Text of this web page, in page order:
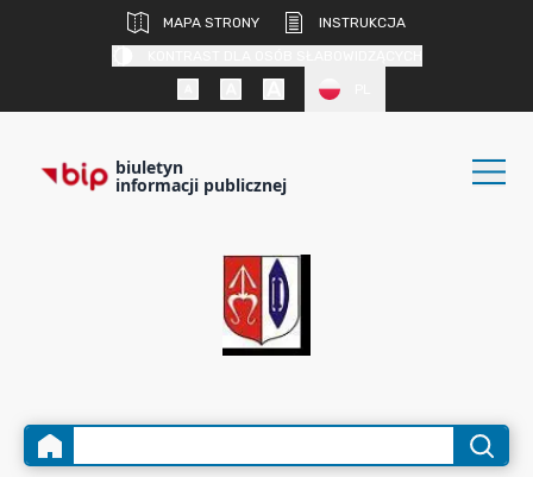
MAPA STRONY
INSTRUKCJA
biuletyn
informacji publicznej